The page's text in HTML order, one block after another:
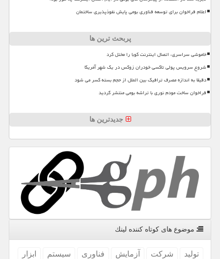
اعلام فراخوان برای توسعه فناوری بومی پایش نفوذپذیری ساختمان
پربحث ترین ها
خاموشی سراسری، اتصال اینترنت کوبا را مختل کرد
شروع سرویس پولی تاکسی خودران زوکس در یک شهر آمریکا
دقیقا به اندازه مصرف ترافیک بین الملل از حجم بسته کسر می شود
فراخوان ساخت مودم نوری با تراشه بومی منتشر گردید
جدیدترین ها
موضوع های كوتاه كننده لینك
تولید شركت آزمایش فناوری سیستم
ابزار